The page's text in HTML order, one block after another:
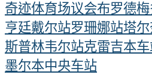
奇迹体育场议会布罗德
亨廷戴尔站罗珊娜站塔
斯普林韦尔站克雷吉本
墨尔本中央车站